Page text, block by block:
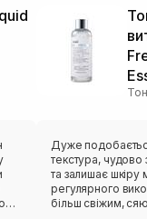
Дуже
текстура,
та залишає
регулярного
більш свіжим,